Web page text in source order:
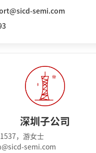
semi.com
深圳子公司
，游女士
semi.com